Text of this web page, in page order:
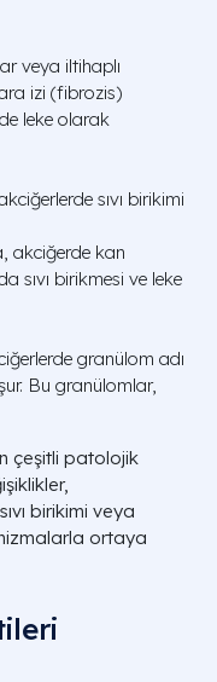
veya iltihaplı
izi (fibrozis)
leke olarak
sıvı birikimi
akciğerde kan
sıvı birikmesi ve leke
granülom adı
Bu granülomlar,
çeşitli patolojik
birikimi veya
ortaya